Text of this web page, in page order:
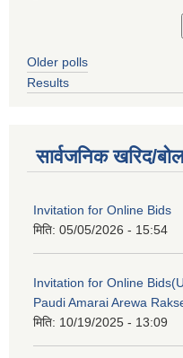
Older polls
Results
सार्वजनिक खरिद/
Invitation for Online Bids
मिति: 05/05/2026 - 15:54
Invitation for Online
Paudi Amarai Arewa
मिति: 10/19/2025 - 13:09